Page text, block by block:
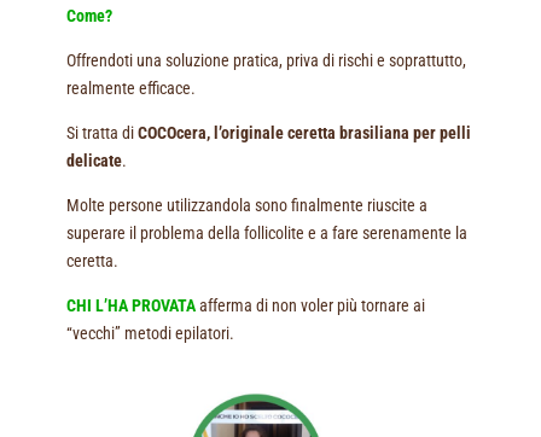
Come?
Offrendoti una soluzione pratica, priva di rischi e soprattutto,
realmente efficace.
Si tratta diCOCOcera, l’originale ceretta brasiliana per pelli
delicate.
Molte persone utilizzandola sono finalmente riuscite a
superare il problema della follicolite e a fare serenamente la
ceretta.
CHI L’HA PROVATAafferma di non voler più tornare ai
“vecchi” metodi epilatori.